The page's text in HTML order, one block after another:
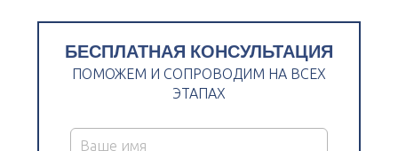
БЕСПЛАТНАЯ КОНСУЛЬТАЦИЯ
ПОМОЖЕМ И СОПРОВОДИМ НА ВСЕХ
ЭТАПАХ